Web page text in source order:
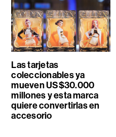
Las tarjetas
coleccionables ya
mueven US$30.000
millones y esta marca
quiere convertirlas en
accesorio